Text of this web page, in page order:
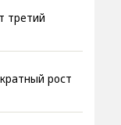
третий
рост